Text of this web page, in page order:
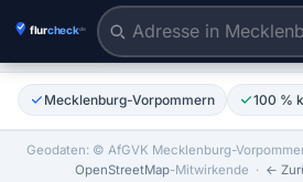
Adresse eingeben oder
Mecklenburg-Vorpommern 100 %
Geodaten: © AfGVK Mecklenburg-
OpenStreetMap-Mitwirkende · ←